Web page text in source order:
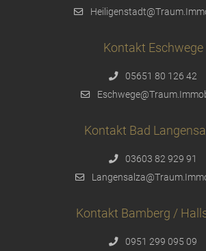
Kontakt Eschwege
05651 80 126 42
Kontakt Bad
03603 82 929 91
Kontakt Bamberg /
0951 299 095 09